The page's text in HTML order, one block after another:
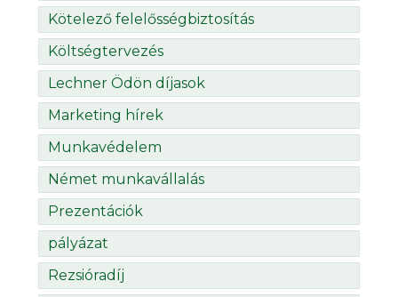
Kötelező felelősségbiztosítás
Költségtervezés
Lechner Ödön díjasok
Marketing hírek
Munkavédelem
Német munkavállalás
Prezentációk
pályázat
Rezsióradíj